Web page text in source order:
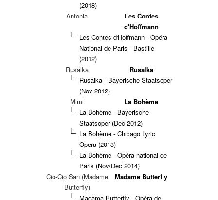
(2018)
Antonia
Les Contes
d'Hoffmann
Les Contes d'Hoffmann - Opéra
National de Paris - Bastille
(2012)
Rusalka
Rusalka
Rusalka - Bayerische Staatsoper
(Nov 2012)
Mimi
La Bohème
La Bohème - Bayerische
Staatsoper (Dec 2012)
La Bohème - Chicago Lyric
Opera (2013)
La Bohème - Opéra national de
Paris (Nov/Dec 2014)
Cio-Cio San (Madame
Butterfly)
Madame Butterfly
Madama Butterfly - Opéra de